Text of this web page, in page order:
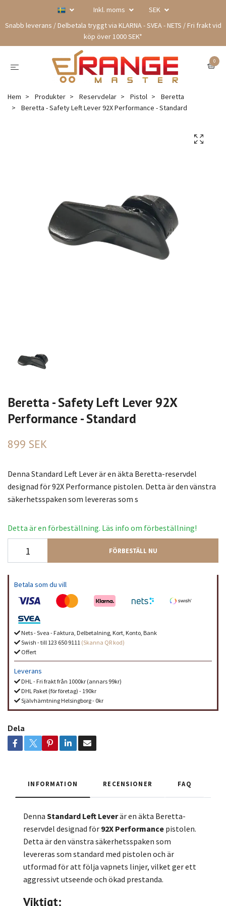
Inkl. moms
SEK
Snabb leverans / Delbetala tryggt via KLARNA - SVEA - NETS / Fri frakt vid
köp över 1000 SEK*
0
Hem Produkter Reservdelar Pistol
Beretta
Beretta - Safety Left Lever 92X Performance - Standard
Beretta - Safety Left Lever 92X
Performance - Standard
899 SEK
Denna Standard Left Lever är en äkta Beretta-reservdel
designad för 92X Performance pistolen. Detta är den vänstra
säkerhetsspaken som levereras som s
Detta är en förbeställning. Läs info om förbeställning!
FÖRBESTÄLL NU
Betala som du vill
Nets - Svea - Faktura, Delbetalning, Kort, Konto, Bank
Swish - till 123 650 9111 (Skanna QR kod)
Offert
Leverans
DHL - Fri frakt från 1000kr (annars 99kr)
DHL Paket (för företag) - 190kr
Självhämtning Helsingborg - 0kr
Dela
INFORMATION RECENSIONER FAQ
Denna Standard Left Leverär en äkta Beretta-
reservdel designad för 92X Performance pistolen.
Detta är den vänstra säkerhetsspaken som
levereras som standard med pistolen och är
utformad för att följa vapnets linjer, vilket ger ett
aggressivt utseende och ökad prestanda.
Viktigt: